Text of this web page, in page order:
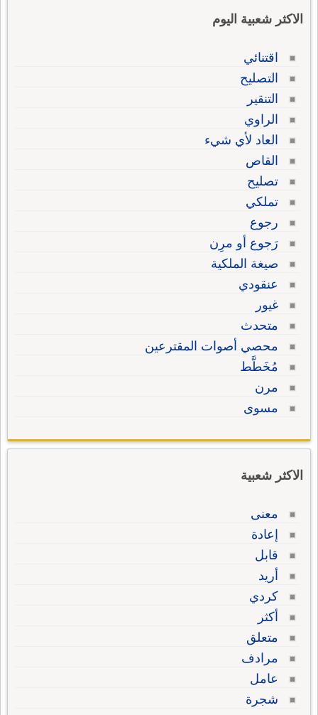
الاكثر شعبية اليوم
اقتنائي
التصليح
التنقير
الراوي
العاد لأي شيء
القاص
تصليح
تملكي
رجوع
رَجوع أو مرِن
صيغة الملكية
عنقودي
غيور
متحدث
محصي أصوات المقترعين
مُخَطَّط
مرن
مسوى
الاكثر شعبية
معنى
إعادة
قابل
أريد
كردي
أكثر
متعلق
مرادف
عامل
شجرة